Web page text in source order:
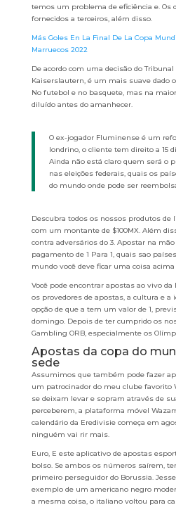
temos um problema de eficiência e. Os
fornecidos a terceiros, além disso.
Más Goles En La Final De La Copa
Marruecos 2022
De acordo com uma decisão do Tribunal
Kaiserslautern, é um mais suave dado
No futebol e no basquete, mas na
diluído antes do amanhecer.
O ex-jogador Fluminense é um
londrino, o cliente tem direito a 15
Ainda não está claro quem será o
nas eleições federais, quais os
do mundo onde pode ser
Descubra todos os nossos produtos de
com um montante de $100MX. Além
contra adversários do 3. Apostar na
pagamento de 1 Para 1, quais sao
mundo você deve ficar uma coisa acima
Você pode encontrar apostas ao vivo
os provedores de apostas, a cultura e a
opção de que a tem um valor de 1,
domingo. Depois de ter cumprido os
Gambling ORB, especialmente os
Apostas da copa do
sede
Assumimos que também pode fazer
um patrocinador do meu clube favorito
se deixam levar e sopram através de
perceberem, a plataforma móvel
calendário da Eredivisie começa em
ninguém vai rir mais.
Euro, E este aplicativo de apostas
bolso. Se ambos os números saírem,
primeiro perseguidor do Borussia.
exemplo de um americano negro
a mesma coisa, o italiano voltou para